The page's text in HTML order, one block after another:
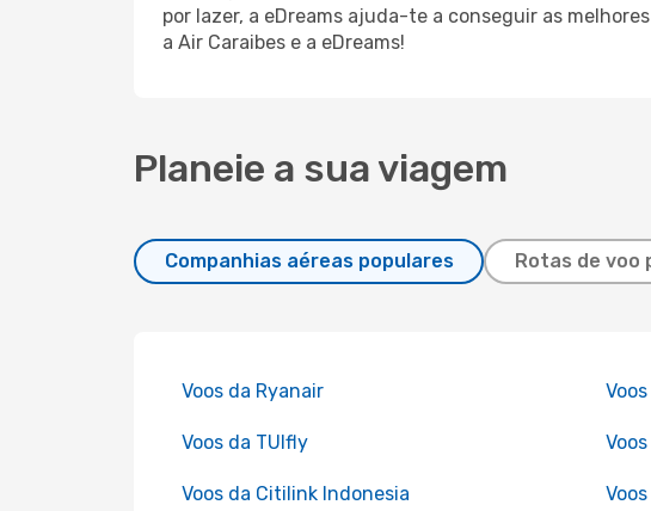
por lazer, a eDreams ajuda-te a conseguir as
a Air Caraibes e a eDreams!
Planeie a sua viagem
Companhias aéreas populares Rotas de voo
Voos da Ryanair
Voos da TUIfly
Voos da Citilink Indonesia